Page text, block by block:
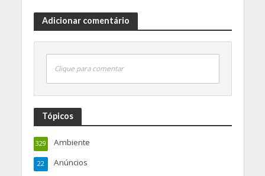
Adicionar comentário
Clique para comentar
Tópicos
Ambiente
329
Anúncios
22